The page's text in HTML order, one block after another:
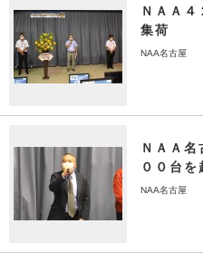
ＮＡＡ
集荷
NAA名古屋
ＮＡＡ
００台
NAA名古屋